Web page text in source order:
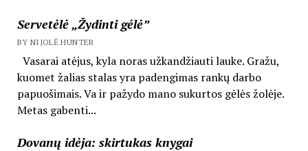
Servetėlė „Žydinti gėlė”
BY NIJOLĖ HUNTER
Vasarai atėjus, kyla noras užkandžiauti lauke. Gražu,
kuomet žalias stalas yra padengimas rankų darbo
papuošimais. Va ir pažydo mano sukurtos gėlės žolėje.
Metas gabenti...
Dovanų idėja: skirtukas knygai